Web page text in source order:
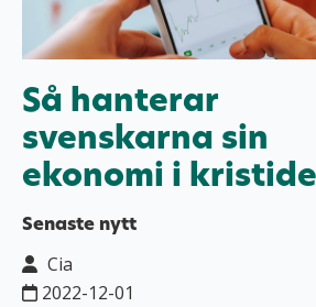
Så hanterar
svenskarna sin
ekonomi i
Senaste nytt
Cia
2022-12-01